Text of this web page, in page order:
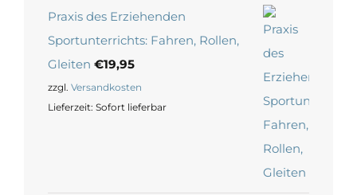
Praxis des Erziehenden
Sportunterrichts: Fahren, Rollen,
Gleiten €19,95
zzgl. Versandkosten
Lieferzeit: Sofort lieferbar